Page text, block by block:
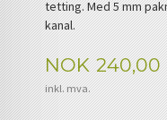
tetting. Med 5 mm
kanal.
Pris
NOK 240,00
inkl. mva.